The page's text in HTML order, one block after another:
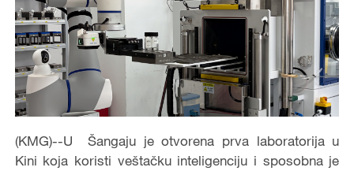
(KMG)--U Šangaju je otvorena prva laboratorija u
Kini koja koristi veštačku inteligenciju i sposobna je